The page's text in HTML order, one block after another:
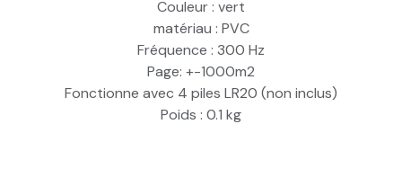
Couleur : vert
matériau : PVC
Fréquence : 300 Hz
Page: +-1000m2
Fonctionne avec 4 piles LR20 (non inclus)
Poids : 0.1 kg